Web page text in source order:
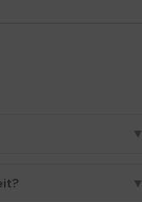
▼
▼